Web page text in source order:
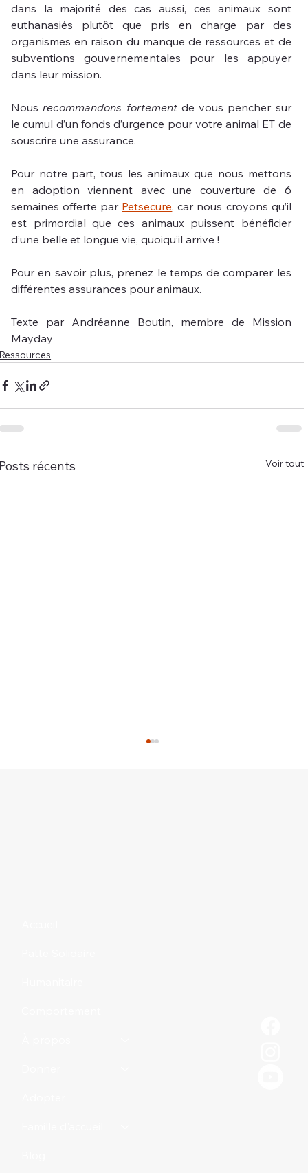
dans la majorité des cas aussi, ces animaux sont
euthanasiés plutôt que pris en charge par des
organismes en raison du manque de ressources et de
subventions gouvernementales pour les appuyer
dans leur mission.
Nous recommandons fortement de vous pencher sur
le cumul d’un fonds d’urgence pour votre animal ET de
souscrire une assurance.
Pour notre part, tous les animaux que nous mettons
en adoption viennent avec une couverture de 6
semaines offerte par Petsecure, car nous croyons qu’il
est primordial que ces animaux puissent bénéficier
d’une belle et longue vie, quoiqu’il arrive !
Pour en savoir plus, prenez le temps de comparer les
différentes assurances pour animaux.
Texte par Andréanne Boutin, membre de Mission
Mayday
récents Voir tout